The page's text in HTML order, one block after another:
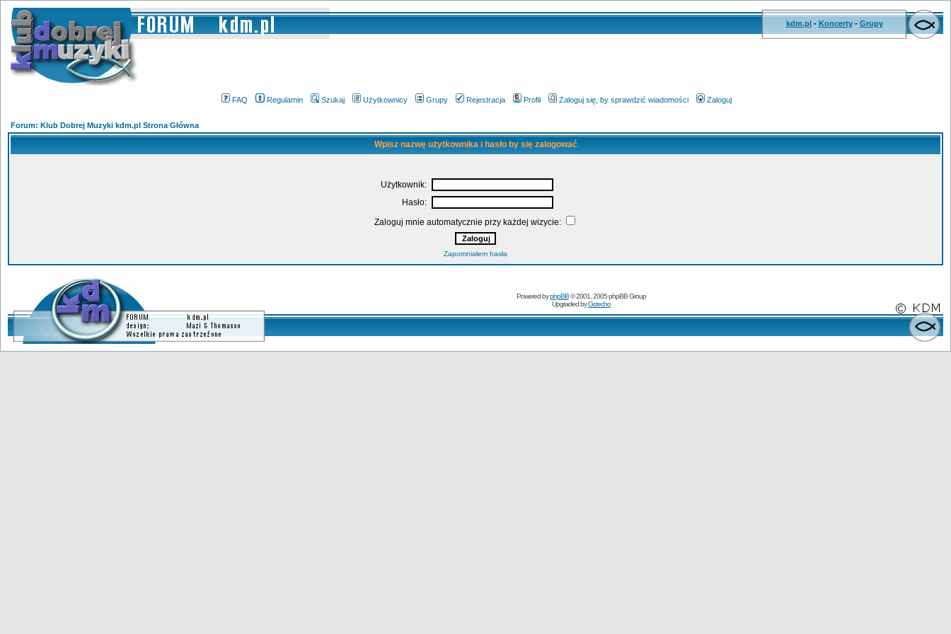
kdm.pl- Koncerty- Grupy
FAQ Regulamin Szukaj Użytkownicy Grupy Rejestracja Profil Zaloguj się, by sprawdzić wiadomości Zaloguj
Forum: Klub Dobrej Muzyki kdm.pl Strona Główna
Wpisz nazwę użytkownika i hasło by się zalogować
Użytkownik:
Hasło:
Zaloguj mnie automatycznie przy każdej wizycie:
Zapomniałem hasła
Powered byphpBB© 2001, 2005 phpBB Group
Upgraded byGrzecho